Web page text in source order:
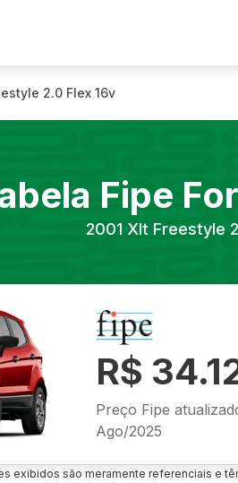
2.0 Flex 16v
Fipe
2001 Xlt Freestyle
R$
Preço Fipe
Ago/2025
exibidos são meramente referenciais e